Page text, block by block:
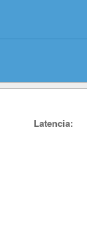
Latencia: